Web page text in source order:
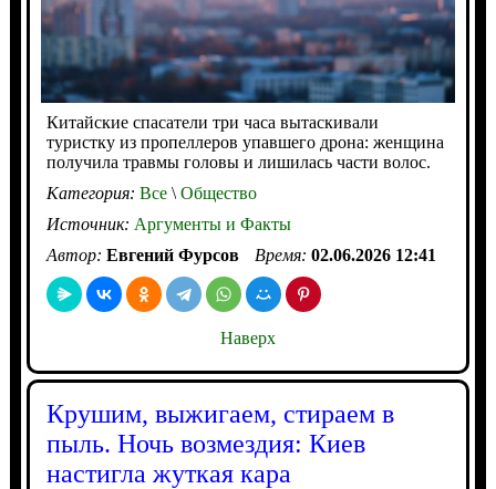
Китайские спасатели три часа вытаскивали
туристку из пропеллеров упавшего дрона: женщина
получила травмы головы и лишилась части волос.
Категория: Все\Общество
Источник: Аргументы и Факты
Автор: Евгений Фурсов Время: 02.06.2026 12:41
Наверх
Крушим, выжигаем, стираем в
пыль. Ночь возмездия: Киев
настигла жуткая кара